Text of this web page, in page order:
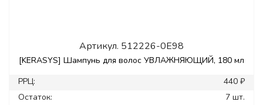
Артикул. 512226-0E98
[KERASYS] Шампунь для волос УВЛАЖНЯЮЩИЙ, 180 мл
РРЦ:
440 ₽
Остаток:
7 шт.